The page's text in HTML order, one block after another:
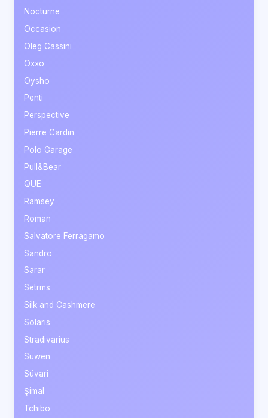
Nocturne
Occasion
Oleg Cassini
Oxxo
Oysho
Penti
Perspective
Pierre Cardin
Polo Garage
Pull&Bear
QUE
Ramsey
Roman
Salvatore Ferragamo
Sandro
Sarar
Setrms
Silk and Cashmere
Solaris
Stradivarius
Suwen
Süvari
Şimal
Tchibo